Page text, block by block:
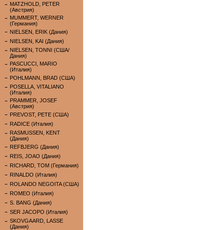
MATZHOLD, PETER
(Австрия)
MUMMERT, WERNER
(Германия)
NIELSEN, ERIK (Дания)
NIELSEN, KAI (Дания)
NIELSEN, TONNI (США/
Дания)
PASCUCCI, MARIO
(Италия)
POHLMANN, BRAD (США)
POSELLA, VITALIANO
(Италия)
PRAMMER, JOSEF
(Австрия)
PREVOST, PETE (США)
RADICE (Италия)
RASMUSSEN, KENT
(Дания)
REFBJERG (Дания)
REIS, JOAO (Дания)
RICHARD, TOM (Германия)
RINALDO (Италия)
ROLANDO NEGOITA (США)
ROMEO (Италия)
S. BANG (Дания)
SER JACOPO (Италия)
SKOVGAARD, LASSE
(Дания)